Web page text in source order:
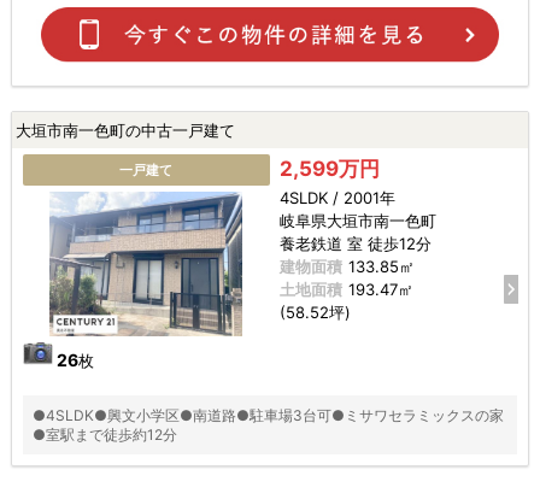
大垣市南一色町の中古一戸建て
一戸建て
26枚
2,599万円
4SLDK / 2001年
岐阜県大垣市南一色町
養老鉄道 室 徒歩12分
建物面積 133.85㎡
土地面積 193.47㎡
(58.52坪)
●4SLDK●興文小学区●南道路●駐車場3台可●ミサワセラミックスの家
●室駅まで徒歩約12分